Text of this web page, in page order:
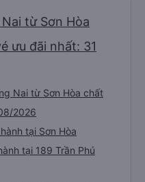
từ Sơn Hòa
ưu đãi nhất: 31
Nai từ Sơn Hòa chất
2026
tại Sơn Hòa
tại 189 Trần Phú